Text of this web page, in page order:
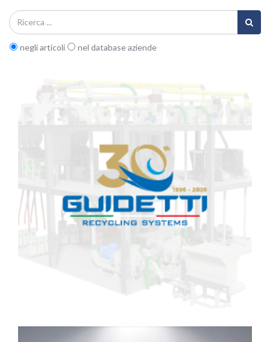
negli articoli nel database aziende